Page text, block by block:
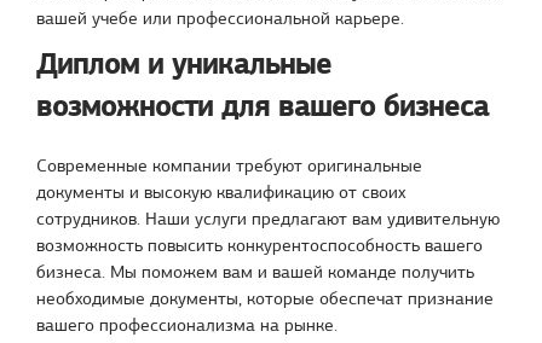
вашей учебе или профессиональной карьере.
Диплом и уникальные
возможности для вашего бизнеса
Современные компании требуют оригинальные
документы и высокую квалификацию от своих
сотрудников. Наши услуги предлагают вам удивительную
возможность повысить конкурентоспособность вашего
бизнеса. Мы поможем вам и вашей команде получить
необходимые документы, которые обеспечат признание
вашего профессионализма на рынке.